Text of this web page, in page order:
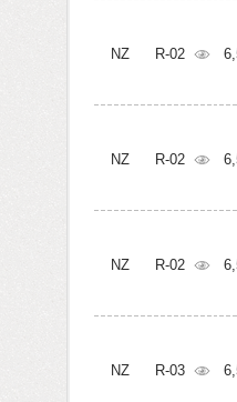
NZ R-02
NZ R-02
NZ R-02
NZ R-03